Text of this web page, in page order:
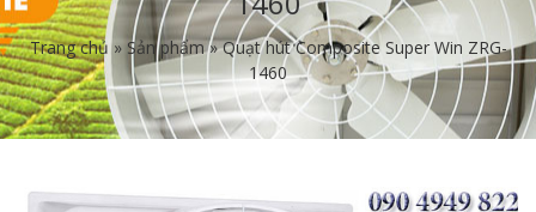
Trang chủ» Sản phẩm»Quạt hút Composite Super Win ZRG-
1460